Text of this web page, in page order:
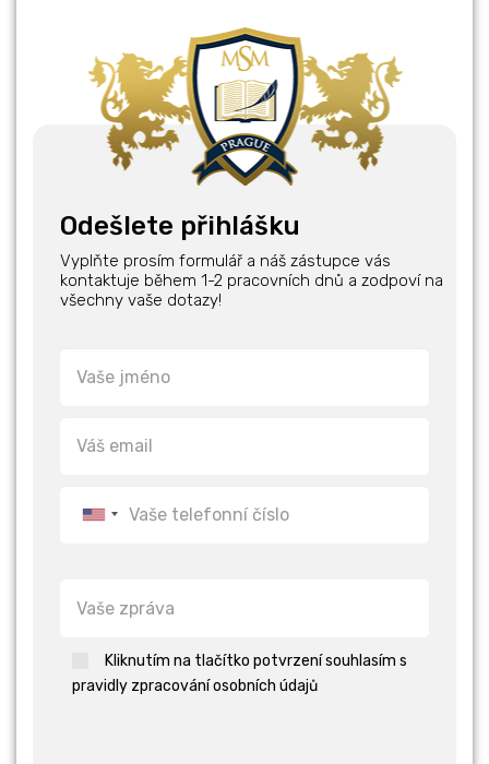
Odešlete přihlášku
Vyplňte prosím formulář a náš zástupce vás
kontaktuje během 1-2 pracovních dnů a zodpoví na
všechny vaše dotazy!
Kliknutím na tlačítko potvrzení souhlasím s
pravidly zpracování osobních údajů